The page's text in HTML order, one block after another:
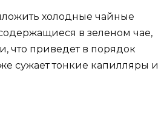
холодные чайные
в зеленом чае,
что приведет в порядок
сужает тонкие капилляры и